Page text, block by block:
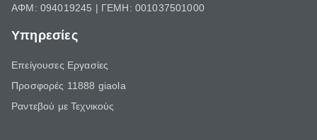
ΑΦΜ: 094019245 | ΓΕΜΗ: 001037501000
Υπηρεσίες
Επείγουσες Εργασίες
Προσφορές 11888 giaola
Ραντεβού με Τεχνικούς